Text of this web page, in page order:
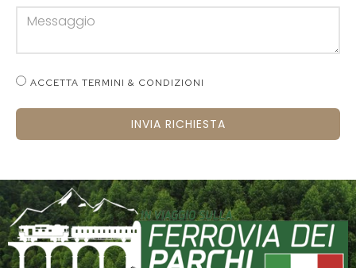
ACCETTA TERMINI & CONDIZIONI
INVIA RICHIESTA